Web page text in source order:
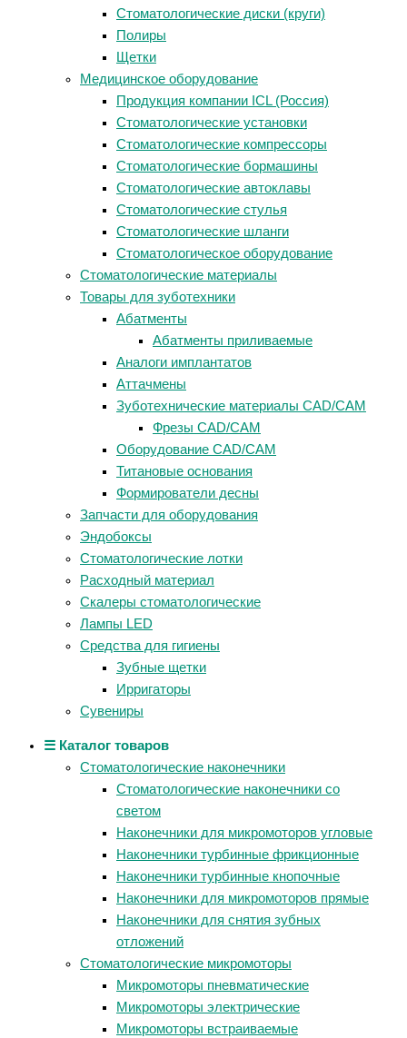
Стоматологические диски (круги)
Полиры
Щетки
Медицинское оборудование
Продукция компании ICL (Россия)
Стоматологические установки
Стоматологические компрессоры
Стоматологические бормашины
Стоматологические автоклавы
Стоматологические стулья
Стоматологические шланги
Стоматологическое оборудование
Стоматологические материалы
Товары для зуботехники
Абатменты
Абатменты приливаемые
Аналоги имплантатов
Аттачмены
Зуботехнические материалы CAD/CAM
Фрезы CAD/CAM
Оборудование CAD/CAM
Титановые основания
Формирователи десны
Запчасти для оборудования
Эндобоксы
Стоматологические лотки
Расходный материал
Скалеры стоматологические
Лампы LED
Средства для гигиены
Зубные щетки
Ирригаторы
Сувениры
☰ Каталог товаров
Стоматологические наконечники
Стоматологические наконечники со
светом
Наконечники для микромоторов угловые
Наконечники турбинные фрикционные
Наконечники турбинные кнопочные
Наконечники для микромоторов прямые
Наконечники для снятия зубных
отложений
Стоматологические микромоторы
Микромоторы пневматические
Микромоторы электрические
Микромоторы встраиваемые